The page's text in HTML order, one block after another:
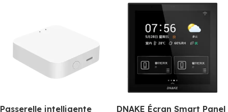
Passerelle intelligente
DNAKE Écran Smart Panel